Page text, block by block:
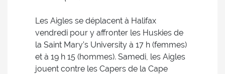
Les Aigles se déplacent à Halifax
vendredi pour y affronter les Huskies de
la Saint Mary’s University à 17 h (femmes)
et à 19 h 15 (hommes). Samedi, les Aigles
jouent contre les Capers de la Cape